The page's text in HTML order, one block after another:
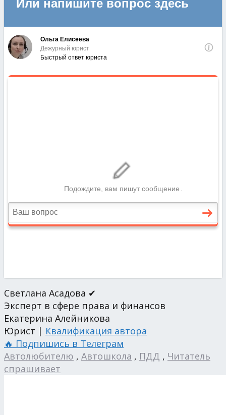
Светлана Асадова ✔
Эксперт в сфере права и финансов
Екатерина Алейникова
Юрист | Квалификация автора
🔥 Подпишись в Телеграм
Автолюбителю , Автошкола , ПДД , Читатель
спрашивает